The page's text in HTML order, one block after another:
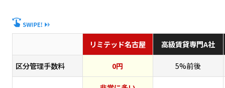
リミテッド名古屋 高級賃貸専門A社
区分管理手数料 0円 5%前後